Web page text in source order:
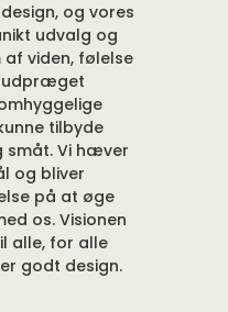
og vores
udvalg og
viden, følelse
udpræget
tilbyde
småt. Vi hæver
og bliver
på at øge
os. Visionen
alle, for alle
godt design.